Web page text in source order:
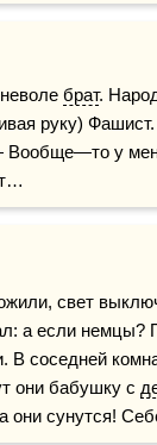
брат.
руку)
у
свет
а если немцы?
В соседней
они бабушку с
они сунутся!